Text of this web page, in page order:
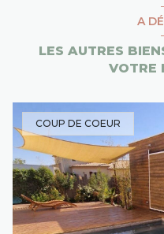
A
LES AUTRES
VOTRE
COUP DE COEUR